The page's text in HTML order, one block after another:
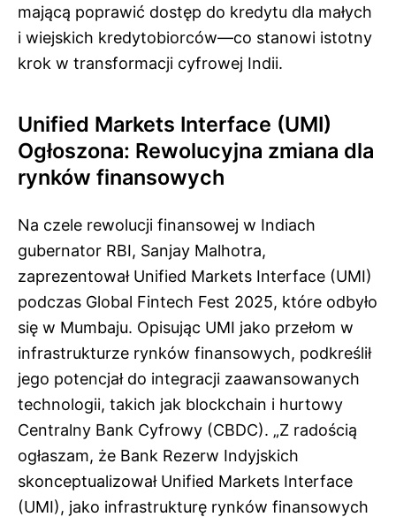
mającą poprawić dostęp do kredytu dla małych
i wiejskich kredytobiorców—co stanowi istotny
krok w transformacji cyfrowej Indii.
Unified Markets Interface (UMI)
Ogłoszona: Rewolucyjna zmiana dla
rynków finansowych
Na czele rewolucji finansowej w Indiach
gubernator RBI, Sanjay Malhotra,
zaprezentował Unified Markets Interface (UMI)
podczas Global Fintech Fest 2025, które odbyło
się w Mumbaju. Opisując UMI jako przełom w
infrastrukturze rynków finansowych, podkreślił
jego potencjał do integracji zaawansowanych
technologii, takich jak blockchain i hurtowy
Centralny Bank Cyfrowy (CBDC). „Z radością
ogłaszam, że Bank Rezerw Indyjskich
skonceptualizował Unified Markets Interface
(UMI), jako infrastrukturę rynków finansowych